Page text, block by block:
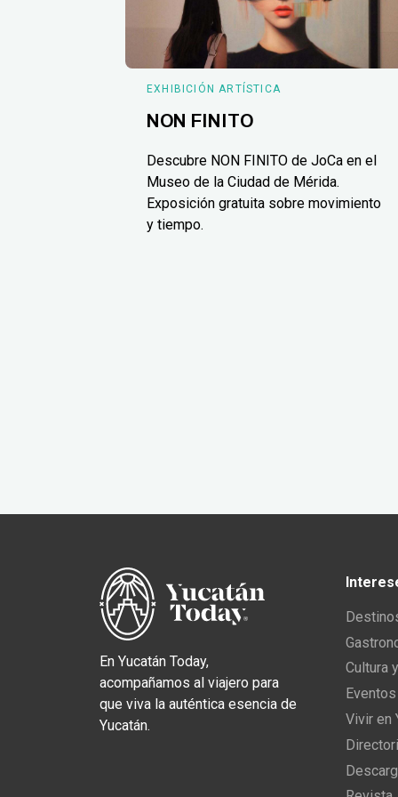
EXHIBICIÓN ARTÍSTICA
NON FINITO
Descubre NON FINITO de JoCa en el
Museo de la Ciudad de Mérida.
Exposición gratuita sobre movimiento
y tiempo.
En Yucatán Today,
acompañamos al viajero para
que viva la auténtica esencia de
Yucatán.
Cultura
Vivir en